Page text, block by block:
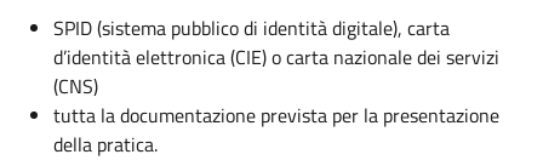
SPID (sistema pubblico di identità digitale), carta
d’identità elettronica (CIE) o carta nazionale dei servizi
(CNS)
tutta la documentazione prevista per la presentazione
della pratica.